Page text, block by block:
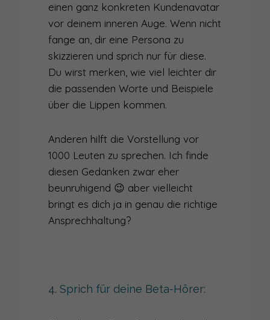
einen ganz konkreten Kundenavatar
vor deinem inneren Auge. Wenn nicht
fange an, dir eine Persona zu
skizzieren und sprich nur für diese.
Du wirst merken, wie viel leichter dir
die passenden Worte und Beispiele
über die Lippen kommen.
Anderen hilft die Vorstellung vor
1000 Leuten zu sprechen. Ich finde
diesen Gedanken zwar eher
beunruhigend 😉 aber vielleicht
bringt es dich ja in genau die richtige
Ansprechhaltung?
4. Sprich für deine Beta-Hörer: